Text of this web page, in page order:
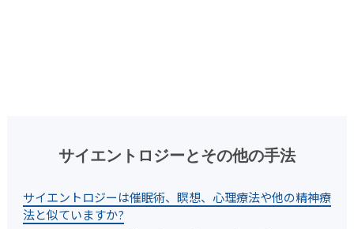
サイエントロジーとその他の手法
サイエントロジーは催眠術、瞑想、心理療法や他の精神療
法と似ていますか?